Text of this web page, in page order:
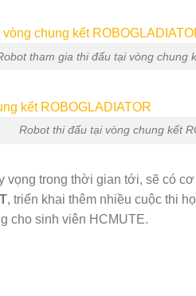
tham gia thi đấu tại vòng chung
Robot thi đấu tại vòng chung kết
vọng trong thời gian tới, sẽ có
, triển khai thêm nhiều cuộc thi
cho sinh viên HCMUTE.